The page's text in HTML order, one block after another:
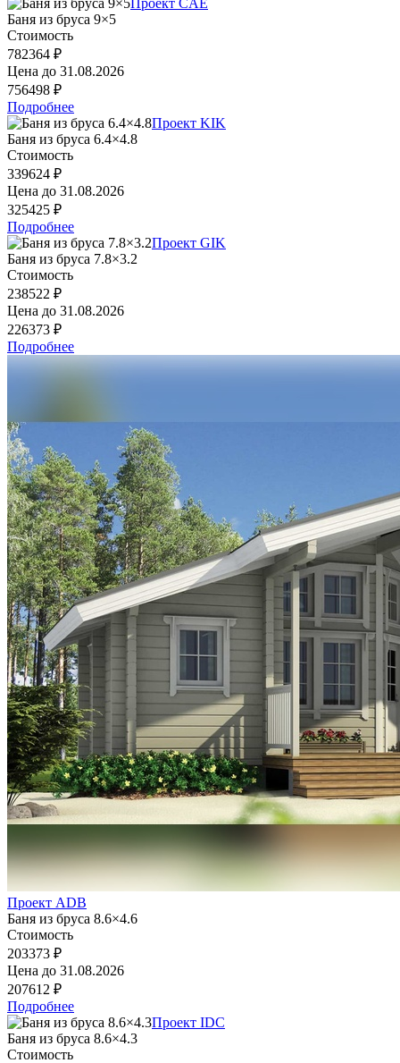
Баня из бруса 9×5
Стоимость
782364 ₽
Цена до 31.08.2026
756498 ₽
Подробнее
Проект KIK
Баня из бруса 6.4×4.8
Стоимость
339624 ₽
Цена до 31.08.2026
325425 ₽
Подробнее
Проект GIK
Баня из бруса 7.8×3.2
Стоимость
238522 ₽
Цена до 31.08.2026
226373 ₽
Подробнее
Проект ADB
Баня из бруса 8.6×4.6
Стоимость
203373 ₽
Цена до 31.08.2026
207612 ₽
Подробнее
Проект IDC
Баня из бруса 8.6×4.3
Стоимость